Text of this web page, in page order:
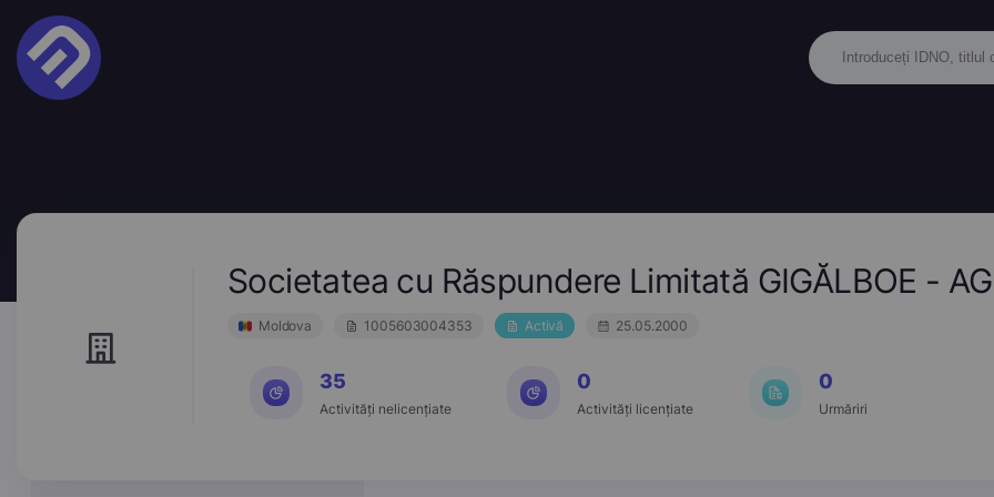
Societatea cu Răspundere Limitată GIGĂLBOE -
Moldova 1005603004353 Activă 25.05.2000
35
Activități nelicențiate
0
Activități licențiate
0
Urmăriri